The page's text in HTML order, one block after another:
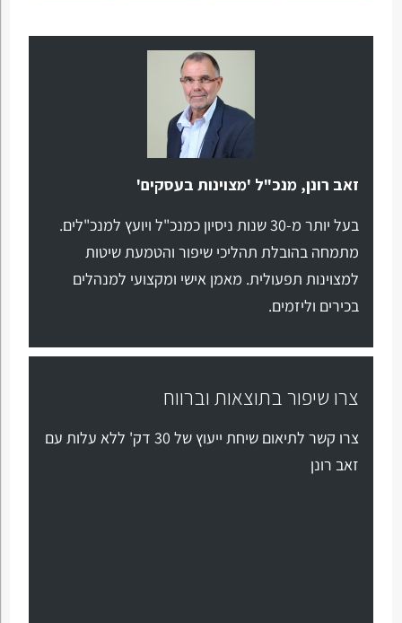
זאב רונן, מנכ"ל 'מצוינות בעסקים'
בעל יותר מ-30 שנות ניסיון כמנכ"ל ויועץ למנכ"לים.
מתמחה בהובלת תהליכי שיפור והטמעת שיטות
למצוינות תפעולית. מאמן אישי ומקצועי למנהלים
בכירים וליזמים.
צרו שיפור בתוצאות וברווח
צרו קשר לתיאום שיחת ייעוץ של 30 דק' ללא עלות עם
זאב רונן